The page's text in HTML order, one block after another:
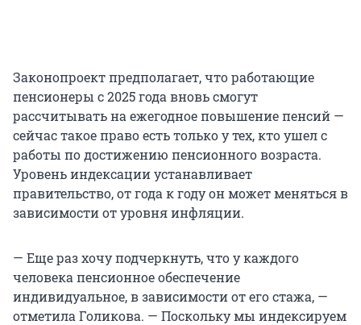
Законопроект предполагает, что работающие
пенсионеры с 2025 года вновь смогут
рассчитывать на ежегодное повышение пенсий —
сейчас такое право есть только у тех, кто ушел с
работы по достижению пенсионного возраста.
Уровень индексации устанавливает
правительство, от года к году он может меняться в
зависимости от уровня инфляции.
— Еще раз хочу подчеркнуть, что у каждого
человека пенсионное обеспечение
индивидуальное, в зависимости от его стажа, —
отметила Голикова. — Поскольку мы индексируем